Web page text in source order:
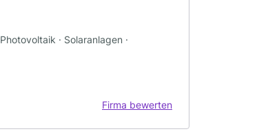
· Solaranlagen ·
Firma bewerten